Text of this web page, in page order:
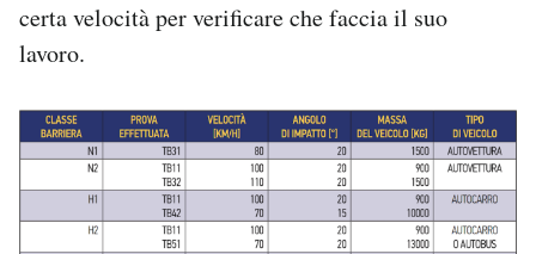
certa velocità per verificare che faccia il suo
lavoro.